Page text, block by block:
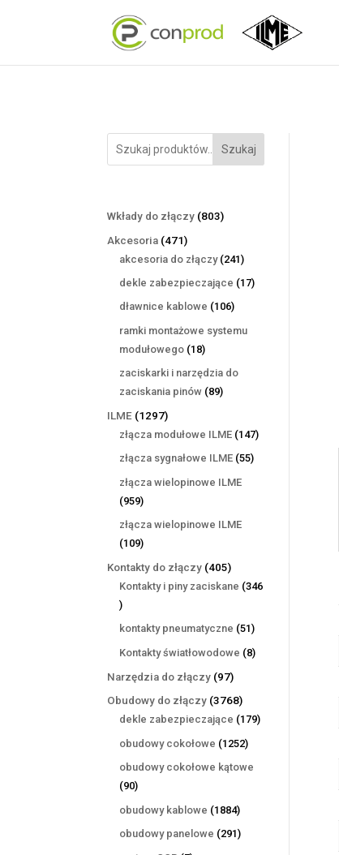
Szukaj
Wkłady do złączy 803803
Akcesoria 471471
produktów
akcesoria do złączy 241241
produktów
dekle zabezpieczające 1717
dławnice kablowe 106106
ramki montażowe systemu
modułowego 1818
produktów
zaciskarki i narzędzia do
zaciskania pinów 8989
ILME 12971297
produktów
złącza modułowe ILME 147147
złącza sygnałowe ILME 5555
złącza wielopinowe ILME
959959
produktów
złącza wielopinowe ILME
109109
produktów
Kontakty do złączy 405405
produktów
Kontakty i piny zaciskane 346
346
produktów
kontakty pneumatyczne 5151
produktów
Kontakty światłowodowe 88
Narzędzia do złączy 9797
produktów
Obudowy do złączy 37683768
produktów
dekle zabezpieczające 179179
obudowy cokołowe 12521252
obudowy cokołowe kątowe
9090
produktów
obudowy kablowe 18841884
produkty
obudowy panelowe 291291